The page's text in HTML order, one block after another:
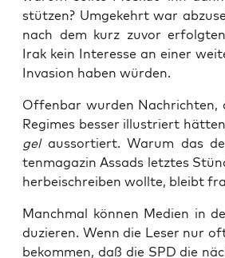
stüt­zen? Umge­kehrt war
nach dem kurz zuvor
Irak kein Inter­es­se an einer
Inva­si­on haben würden.
Offen­bar wur­den Nach­rich­ten,
Regimes bes­ser illus­triert
gelaus­sor­tiert. War­um das
ten­ma­ga­zin Assads letz­tes
her­bei­schrei­ben woll­te, bleibt
Manch­mal kön­nen Medi­en in
du­zie­ren. Wenn die Leser nur
bekom­men, daß die SPD die